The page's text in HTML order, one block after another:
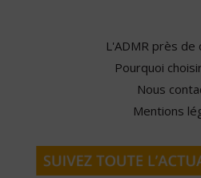
L'ADMR près de
Pourquoi
Nous
Mentions